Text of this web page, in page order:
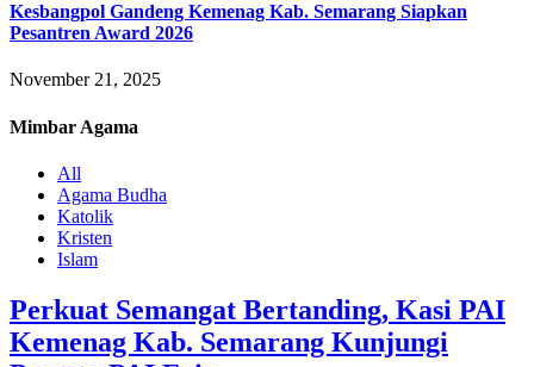
Kesbangpol Gandeng Kemenag Kab. Semarang Siapkan
Pesantren Award 2026
November 21, 2025
Mimbar Agama
All
Agama Budha
Katolik
Kristen
Islam
Perkuat Semangat Bertanding, Kasi PAI
Kemenag Kab. Semarang Kunjungi